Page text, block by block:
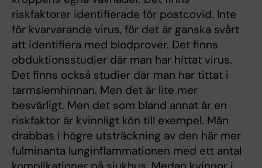
riskfaktorer identifierade för postcovid. Inte
för kvarvarande virus, för det är ganska svårt
att identifiera med blodprover. Det finns
obduktionsstudier där man har hittat virus.
Det finns också studier där man har tittat i
tarmslemhinnan. Men det är lite mer
besvärligt. Men det som bland annat är en
riskfaktor är kvinnligt kön till exempel. Män
drabbas i högre utsträckning av den här mer
fulminanta lunginflammationen med ett antal